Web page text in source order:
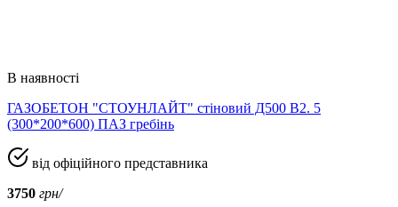
В наявності
ГАЗОБЕТОН "СТОУНЛАЙТ" стіновий Д500 В2. 5
(300*200*600) ПАЗ гребінь
від офіційного представника
3750 грн/